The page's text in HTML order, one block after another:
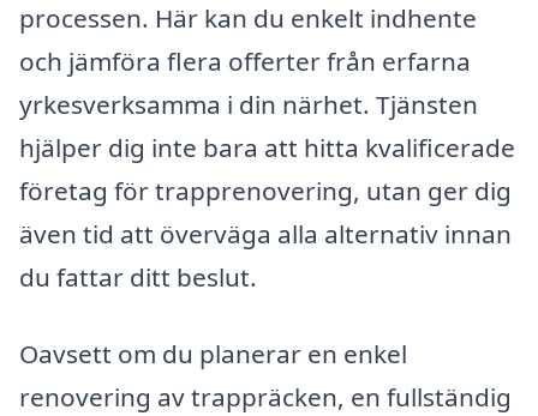
processen. Här kan du enkelt indhente
och jämföra flera offerter från erfarna
yrkesverksamma i din närhet. Tjänsten
hjälper dig inte bara att hitta kvalificerade
företag för trapprenovering, utan ger dig
även tid att överväga alla alternativ innan
du fattar ditt beslut.
Oavsett om du planerar en enkel
renovering av trappräcken, en fullständig